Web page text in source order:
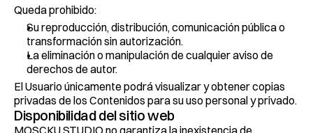
Queda prohibido:
Su reproducción, distribución, comunicación pública o
transformación sin autorización.
La eliminación o manipulación de cualquier aviso de
derechos de autor.
El Usuario únicamente podrá visualizar y obtener copias
privadas de los Contenidos para su uso personal y privado.
Disponibilidad del sitio web
MOSCKU STUDIO no garantiza la inexistencia de